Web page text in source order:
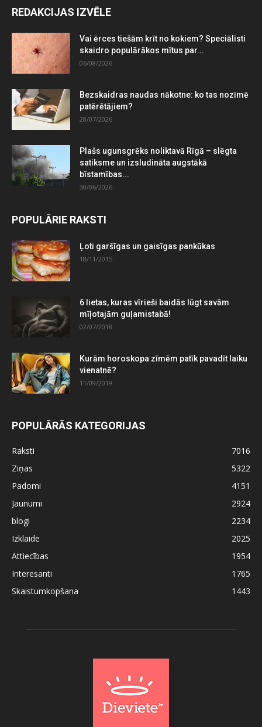
REDAKCIJAS IZVĒLE
Vai ērces tiešām krīt no kokiem? Speciālisti
skaidro populārākos mītus par...
06/08/2026
Bezskaidras naudas nākotne: ko tas nozīmē
patērētājiem?
28/07/2026
Plašs ugunsgrēks noliktavā Rīgā – slēgta
satiksme un izsludināta augstākā
bīstamības...
30/06/2026
POPULĀRIE RAKSTI
Ļoti garšīgas un gaisīgas pankūkas
18/11/2015
6 lietas, kuras vīrieši baidās lūgt savām
mīļotajām guļamistabā!
02/07/2018
Kurām horoskopa zīmēm patīk pavadīt laiku
vienatnē?
11/09/2019
POPULĀRĀS KATEGORIJAS
Raksti
7016
Ziņas
5322
Padomi
4151
Jaunumi
2924
blogi
2234
Izklaide
2025
Attiecības
1954
Interesanti
1765
Skaistumkopšana
1443